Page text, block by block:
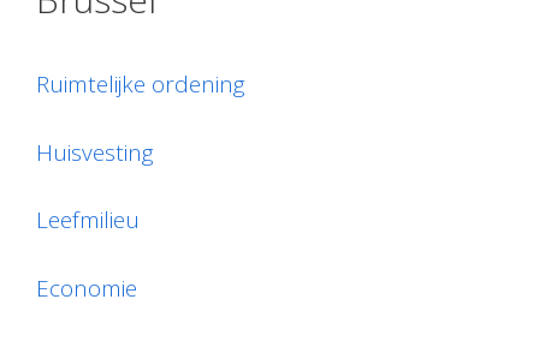
Ruimtelijke ordening
Huisvesting
Leefmilieu
Economie